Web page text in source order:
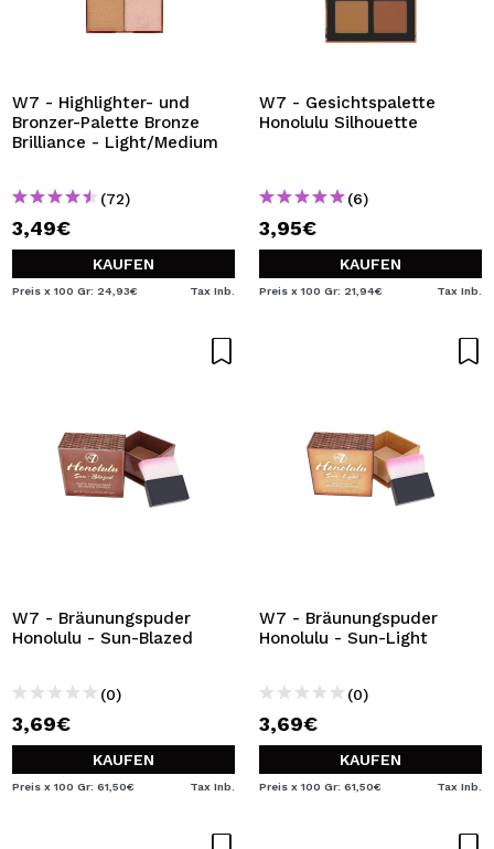
W7 - Highlighter- und
Bronzer-Palette Bronze
Brilliance - Light/Medium
(72)
3,49€
KAUFEN
Preis x 100 Gr: 24,93€ Tax Inb.
W7 - Gesichtspalette
Honolulu Silhouette
(6)
3,95€
KAUFEN
Preis x 100 Gr: 21,94€ Tax Inb.
W7 - Bräunungspuder
Honolulu - Sun-Blazed
(0)
3,69€
KAUFEN
Preis x 100 Gr: 61,50€ Tax Inb.
W7 - Bräunungspuder
Honolulu - Sun-Light
(0)
3,69€
KAUFEN
Preis x 100 Gr: 61,50€ Tax Inb.